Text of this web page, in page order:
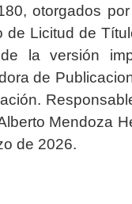
otorgados
de Licitud de
la versión
de
Mendoza
de 2026.